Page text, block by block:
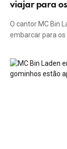
viajar para
O cantor MC Bin
embarcar para os